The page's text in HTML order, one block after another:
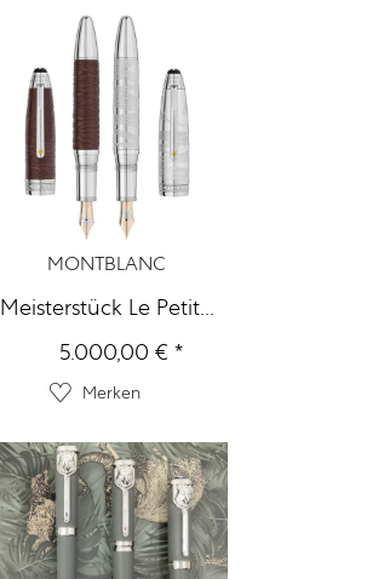
MONTBLANC
Meisterstück Le Petit...
5.000,00 € *
Merken